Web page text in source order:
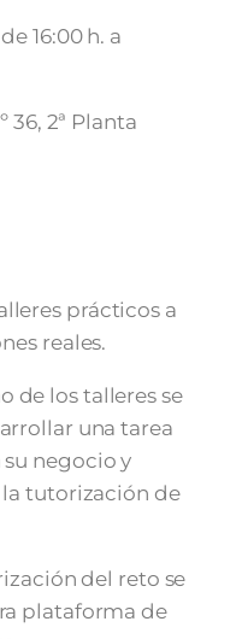
de 16:00 h. a
36, 2ª Planta
prácticos a
reales.
de los talleres se
una tarea
negocio y
tutorización de
del reto se
plataforma de